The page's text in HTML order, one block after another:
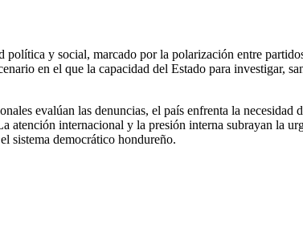
y social, marcado por la polarización entre
en el que la capacidad del Estado para investigar,
evalúan las denuncias, el país enfrenta la
internacional y la presión interna subrayan la
sistema democrático hondureño.